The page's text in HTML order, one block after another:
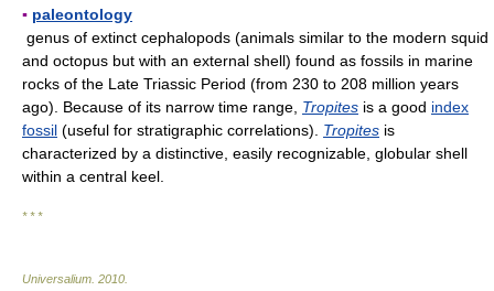
▪ paleontology
genus of extinct cephalopods (animals similar to the modern squid
and octopus but with an external shell) found as fossils in marine
rocks of the Late Triassic Period (from 230 to 208 million years
ago). Because of its narrow time range, Tropites is a good index
fossil (useful for stratigraphic correlations). Tropites is
characterized by a distinctive, easily recognizable, globular shell
within a central keel.
* * *
Universalium 2010